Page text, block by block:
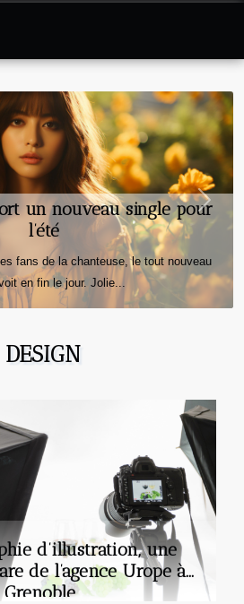
un nouveau single pour
l’été
fans de la chanteuse, le tout nouveau
en fin le jour. Jolie...
Next
DESIGN
d’illustration, une
de l’agence Urope à
Grenoble